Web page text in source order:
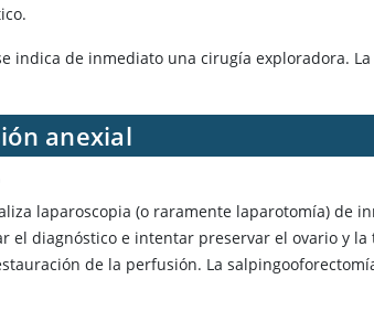
indica de inmediato una cirugía exploradora.
anexial
laparoscopia (o raramente laparotomía) de
el diagnóstico e intentar preservar el ovario y
de la perfusión. La